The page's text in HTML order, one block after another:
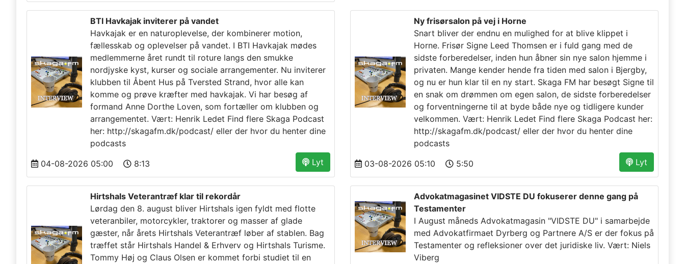
BTI Havkajak inviterer på vandet
Havkajak er en naturoplevelse, der kombinerer motion,
fællesskab og oplevelser på vandet. I BTI Havkajak mødes
medlemmerne året rundt til roture langs den smukke
nordjyske kyst, kurser og sociale arrangementer. Nu inviterer
klubben til Åbent Hus på Tversted Strand, hvor alle kan
komme og prøve kræfter med havkajak. Vi har besøg af
formand Anne Dorthe Loven, som fortæller om klubben og
arrangementet. Vært: Henrik Ledet Find flere Skaga Podcast
her: http://skagafm.dk/podcast/ eller der hvor du henter dine
podcasts
Lyt
04-08-2026 05:00 8:13
Ny frisørsalon på vej i Horne
Snart bliver der endnu en mulighed for at blive klippet i
Horne. Frisør Signe Leed Thomsen er i fuld gang med de
sidste forberedelser, inden hun åbner sin nye salon hjemme i
privaten. Mange kender hende fra tiden med salon i Bjergby,
og nu er hun klar til en ny start. Skaga FM har besøgt Signe til
en snak om drømmen om egen salon, de sidste forberedelser
og forventningerne til at byde både nye og tidligere kunder
velkommen. Vært: Henrik Ledet Find flere Skaga Podcast her:
http://skagafm.dk/podcast/ eller der hvor du henter dine
podcasts
Lyt
03-08-2026 05:10 5:50
Hirtshals Veterantræf klar til rekordår
Lørdag den 8. august bliver Hirtshals igen fyldt med flotte
veteranbiler, motorcykler, traktorer og masser af glade
gæster, når årets Hirtshals Veterantræf løber af stablen. Bag
træffet står Hirtshals Handel & Erhverv og Hirtshals Turisme.
Tommy Høj og Claus Olsen er kommet forbi studiet til en
Advokatmagasinet VIDSTE DU fokuserer denne gang på
Testamenter
I August måneds Advokatmagasin "VIDSTE DU" i samarbejde
med Advokatfirmaet Dyrberg og Partnere A/S er der fokus på
Testamenter og refleksioner over det juridiske liv. Vært: Niels
Viberg